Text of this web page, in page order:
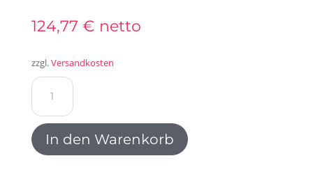
124,77 € netto
zzgl.Versandkosten
Bachmann
DESK2
Steckdoseneinheit
2x
Strom
In den Warenkorb